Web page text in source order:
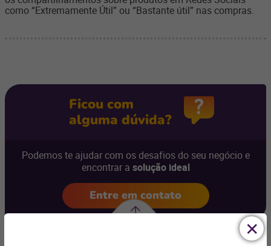
como “Extremamente Útil” ou “Bastante útil” nas compras.
Ficou com
alguma dúvida?
Podemos te ajudar com os desafios do seu negócio e
encontrar a solução ideal
Entre em contato